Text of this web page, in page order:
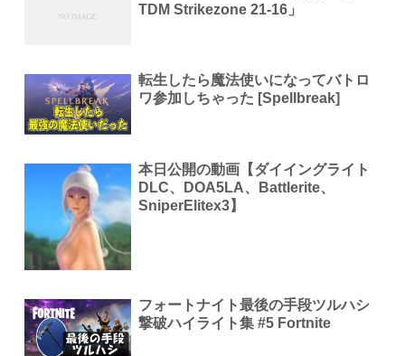
TDM Strikezone 21-16」
転生したら魔法使いになってバトロ
ワ参加しちゃった [Spellbreak]
本日公開の動画【ダイイングライト
DLC、DOA5LA、Battlerite、
SniperElitex3】
フォートナイト最後の手段ツルハシ
撃破ハイライト集 #5 Fortnite